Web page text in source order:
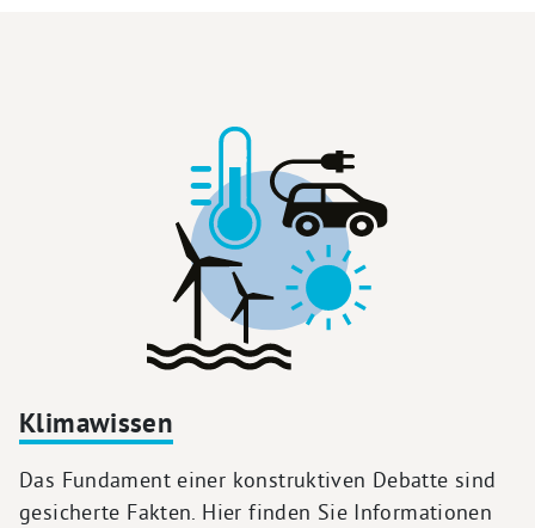
Klimawissen
Das Fundament einer konstruktiven Debatte sind
gesicherte Fakten. Hier finden Sie Informationen